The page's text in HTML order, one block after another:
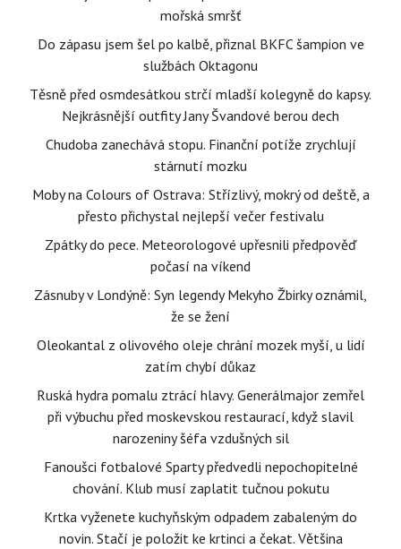
mořská smršť
Do zápasu jsem šel po kalbě, přiznal BKFC šampion ve
službách Oktagonu
Těsně před osmdesátkou strčí mladší kolegyně do kapsy.
Nejkrásnější outfity Jany Švandové berou dech
Chudoba zanechává stopu. Finanční potíže zrychlují
stárnutí mozku
Moby na Colours of Ostrava: Střízlivý, mokrý od deště, a
přesto přichystal nejlepší večer festivalu
Zpátky do pece. Meteorologové upřesnili předpověď
počasí na víkend
Zásnuby v Londýně: Syn legendy Mekyho Žbirky oznámil,
že se žení
Oleokantal z olivového oleje chrání mozek myší, u lidí
zatím chybí důkaz
Ruská hydra pomalu ztrácí hlavy. Generálmajor zemřel
při výbuchu před moskevskou restaurací, když slavil
narozeniny šéfa vzdušných sil
Fanoušci fotbalové Sparty předvedli nepochopitelné
chování. Klub musí zaplatit tučnou pokutu
Krtka vyženete kuchyňským odpadem zabaleným do
novin. Stačí je položit ke krtinci a čekat. Většina